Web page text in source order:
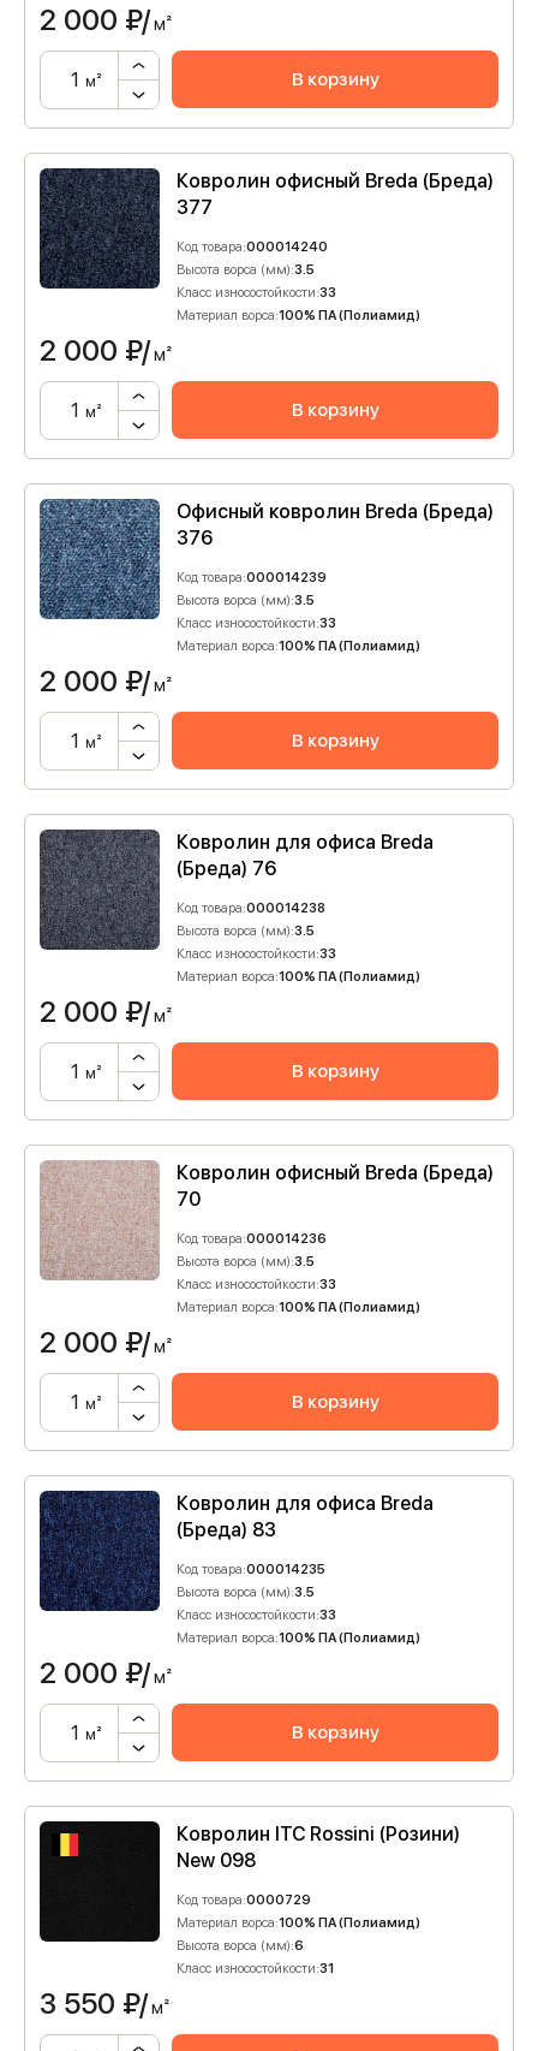
2 000 ₽/м²
м² В корзину
Ковролин офисный Breda (Бреда)
377
Код товара:000014240
Высота ворса (мм):3.5
Класс износостойкости:33
Материал ворса:100% ПА (Полиамид)
2 000 ₽/м²
м² В корзину
Офисный ковролин Breda (Бреда)
376
Код товара:000014239
Высота ворса (мм):3.5
Класс износостойкости:33
Материал ворса:100% ПА (Полиамид)
2 000 ₽/м²
м² В корзину
Ковролин для офиса Breda
(Бреда) 76
Код товара:000014238
Высота ворса (мм):3.5
Класс износостойкости:33
Материал ворса:100% ПА (Полиамид)
2 000 ₽/м²
м² В корзину
Ковролин офисный Breda (Бреда)
70
Код товара:000014236
Высота ворса (мм):3.5
Класс износостойкости:33
Материал ворса:100% ПА (Полиамид)
2 000 ₽/м²
м² В корзину
Ковролин для офиса Breda
(Бреда) 83
Код товара:000014235
Высота ворса (мм):3.5
Класс износостойкости:33
Материал ворса:100% ПА (Полиамид)
2 000 ₽/м²
м² В корзину
Ковролин ITC Rossini (Розини)
New 098
Код товара:0000729
Материал ворса:100% ПА (Полиамид)
Высота ворса (мм):6
Класс износостойкости:31
3 550 ₽/м²